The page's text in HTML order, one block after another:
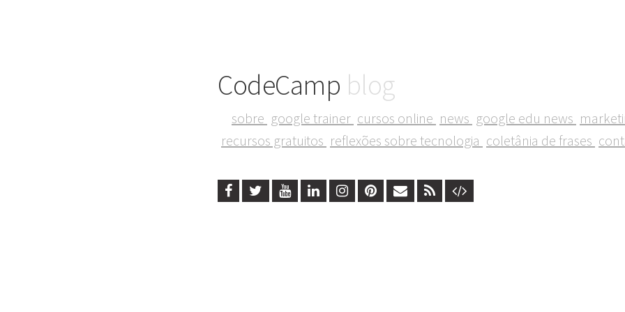
CodeCamp blog
sobre google trainer cursos online news google edu news
recursos gratuitos reflexões sobre tecnologia coletânia de frases